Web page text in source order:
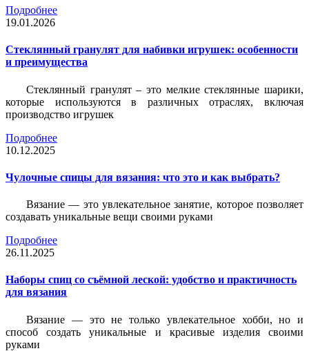
Подробнее
19.01.2026
Стеклянный гранулят для набивки игрушек: особенности
и преимущества
Стеклянный гранулят – это мелкие стеклянные шарики,
которые используются в различных отраслях, включая
производство игрушек
Подробнее
10.12.2025
Чулочные спицы для вязания: что это и как выбрать?
Вязание — это увлекательное занятие, которое позволяет
создавать уникальные вещи своими руками
Подробнее
26.11.2025
Наборы спиц со съёмной леской: удобство и практичность
для вязания
Вязание — это не только увлекательное хобби, но и
способ создать уникальные и красивые изделия своими
руками